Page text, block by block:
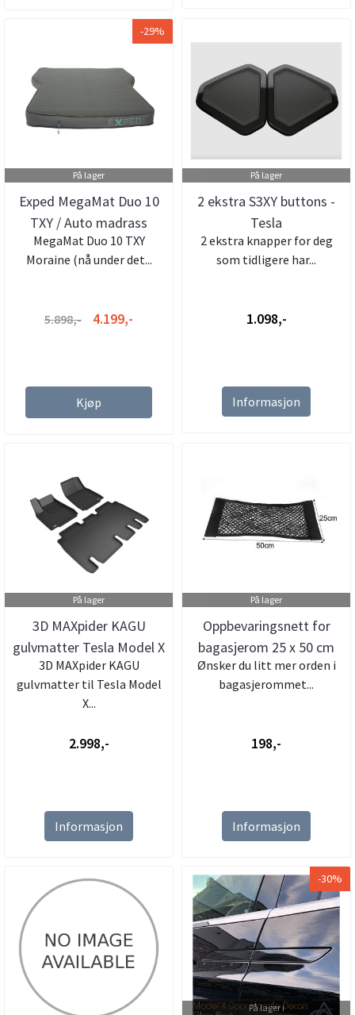
-29%
På lager
Exped MegaMat Duo 10
TXY / Auto madrass
MegaMat Duo 10 TXY
Moraine (nå under det...
5.898,- 4.199,-
Kjøp
På lager
2 ekstra S3XY buttons -
Tesla
2 ekstra knapper for deg
som tidligere har...
1.098,-
Informasjon
På lager
3D MAXpider KAGU
gulvmatter Tesla Model X
5-seter
3D MAXpider KAGU
gulvmatter til Tesla Model
X...
2.998,-
Informasjon
På lager
Oppbevaringsnett for
bagasjerom 25 x 50 cm
Ønsker du litt mer orden i
bagasjerommet...
198,-
Informasjon
-30%
På lager i